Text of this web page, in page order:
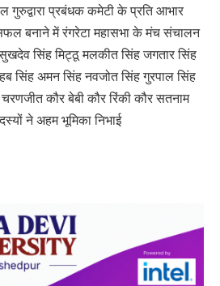
प्रबंधक कमेटी के प्रति आभार
बनाने में रंगरेटा महासभा के मंच संचालन
सिंह मिट्ठू मलकीत सिंह जगतार सिंह
सिंह अमन सिंह नवजोत सिंह गुरपाल सिंह
कौर बेबी कौर रिंकी कौर सतनाम
ने अहम भूमिका निभाई